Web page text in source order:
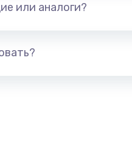
или аналоги?